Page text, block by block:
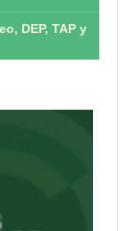
DEP, TAP y